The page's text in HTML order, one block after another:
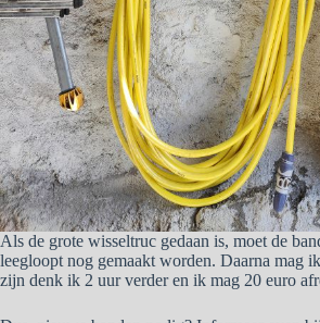
Als de grote wisseltruc gedaan is, moet de
leegloopt nog gemaakt worden. Daarna mag
zijn denk ik 2 uur verder en ik mag 20 euro